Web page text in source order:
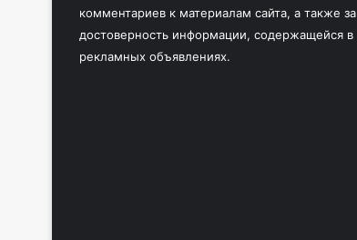
комментариев к материалам сайта, а также за
достоверность информации, содержащейся в
рекламных объявлениях.